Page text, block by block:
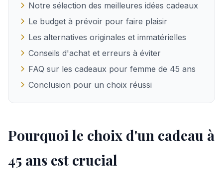
Notre sélection des meilleures idées cadeaux
Le budget à prévoir pour faire plaisir
Les alternatives originales et immatérielles
Conseils d'achat et erreurs à éviter
FAQ sur les cadeaux pour femme de 45 ans
Conclusion pour un choix réussi
Pourquoi le choix d'un cadeau à
45 ans est crucial